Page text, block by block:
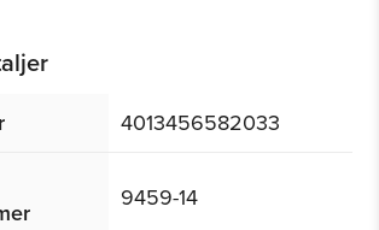
4013456582033
9459-14